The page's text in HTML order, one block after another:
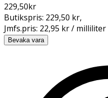
229,50kr
Butikspris: 229,50 kr,
Jmfs.pris: 22,95 kr / milliliter
Bevaka vara